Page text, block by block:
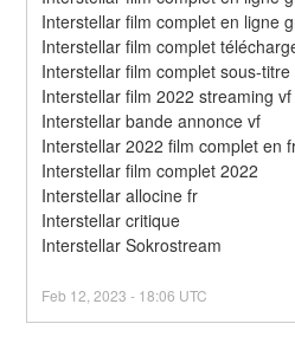
Interstellar film complet en ligne
Interstellar film complet
Interstellar film complet sous-titre
Interstellar film 2022 streaming vf
Interstellar bande annonce vf
Interstellar 2022 film complet en
Interstellar film complet 2022
Interstellar allocine fr
Interstellar critique
Interstellar Sokrostream
Feb 12 ,2023 - 18:06 UTC